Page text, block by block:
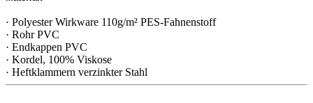
· Polyester Wirkware 110g/m² PES-Fahnenstoff
· Rohr PVC
· Endkappen PVC
· Kordel, 100% Viskose
· Heftklammern verzinkter Stahl